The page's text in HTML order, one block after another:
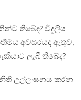
තිබේද? විදුලිය
අවසරයද ඇතුව,
ලැබී තිබේද?
නිති උල්ලංඝනය කරන